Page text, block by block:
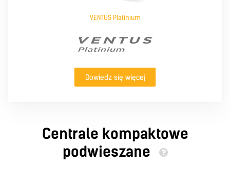
VENTUS Platinium
Dowiedz się więcej
Centrale kompaktowe
podwieszane